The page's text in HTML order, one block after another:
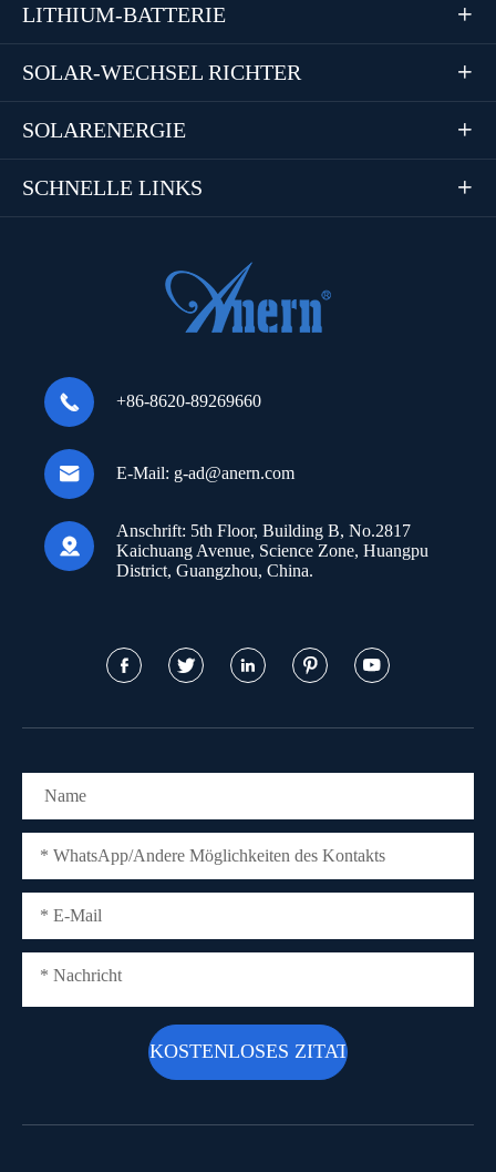
LITHIUM-BATTERIE 
SOLAR-WECHSEL RICHTER 
SOLARENERGIE 
SCHNELLE LINKS 
 +86-8620-89269660
 E-Mail: g-ad@anern.com

Anschrift: 5th Floor, Building B, No.2817
Kaichuang Avenue, Science Zone, Huangpu
District, Guangzhou, China.
    